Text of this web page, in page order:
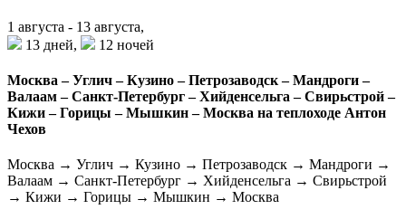
1 августа - 13 августа,
13 дней,
12 ночей
Москва – Углич – Кузино – Петрозаводск – Мандроги –
Валаам – Санкт-Петербург – Хийденсельга – Свирьстрой –
Кижи – Горицы – Мышкин – Москва на теплоходе Антон
Чехов
Москва → Углич → Кузино → Петрозаводск → Мандроги →
Валаам → Санкт-Петербург → Хийденсельга → Свирьстрой
→ Кижи → Горицы → Мышкин → Москва